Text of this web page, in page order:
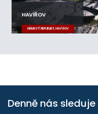
HAVÍŘOV
NÁMĚSTÍ REPUBLIKY, HAVÍŘOV
Denně nás sleduje